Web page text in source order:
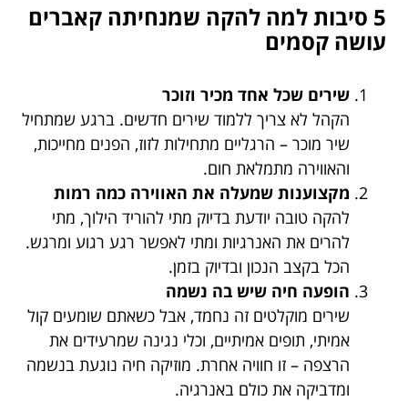
5 סיבות למה להקה שמנחיתה קאברים
עושה קסמים
שירים שכל אחד מכיר וזוכר
הקהל לא צריך ללמוד שירים חדשים. ברגע שמתחיל
שיר מוכר – הרגליים מתחילות לזוז, הפנים מחייכות,
והאווירה מתמלאת חום.
מקצוענות שמעלה את האווירה כמה רמות
להקה טובה יודעת בדיוק מתי להוריד הילוך, מתי
להרים את האנרגיות ומתי לאפשר רגע רגוע ומרגש.
הכל בקצב הנכון ובדיוק בזמן.
הופעה חיה שיש בה נשמה
שירים מוקלטים זה נחמד, אבל כשאתם שומעים קול
אמיתי, תופים אמיתיים, וכלי נגינה שמרעידים את
הרצפה – זו חוויה אחרת. מוזיקה חיה נוגעת בנשמה
ומדביקה את כולם באנרגיה.